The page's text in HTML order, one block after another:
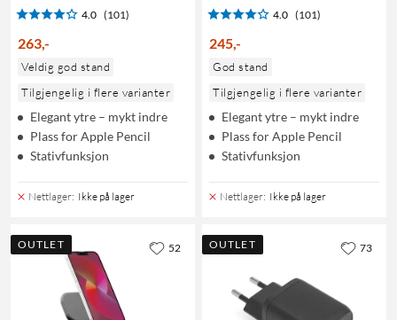
4.0 (101)
263,-
Veldig god stand
Tilgjengelig i flere varianter
Elegant ytre – mykt indre
Plass for Apple Pencil
Stativfunksjon
Nettlager: Ikke på lager
4.0 (101)
245,-
God stand
Tilgjengelig i flere varianter
Elegant ytre – mykt indre
Plass for Apple Pencil
Stativfunksjon
Nettlager: Ikke på lager
OUTLET 52 OUTLET 73